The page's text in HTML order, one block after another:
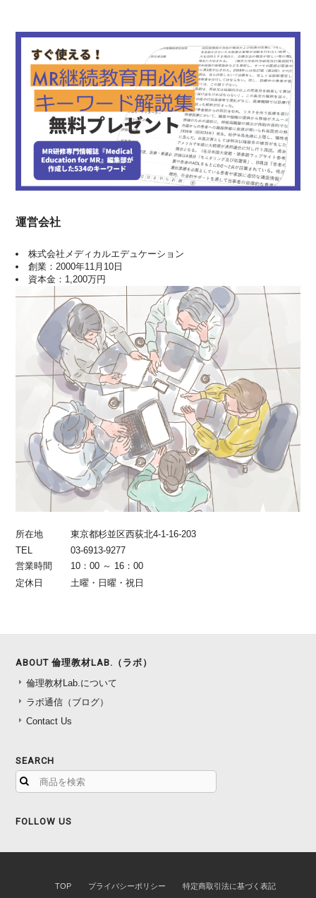
運営会社
株式会社メディカルエデュケーション
創業：2000年11月10日
資本金：1,200万円
所在地
東京都杉並区西荻北4-1-16-203
TEL
03-6913-9277
営業時間
10：00 ～ 16：00
定休日
土曜・日曜・祝日
ABOUT 倫理教材LAB.（ラボ）
倫理教材Lab.について
ラボ通信（ブログ）
Contact Us
SEARCH
FOLLOW US
TOP プライバシーポリシー 特定商取引法に基づく表記